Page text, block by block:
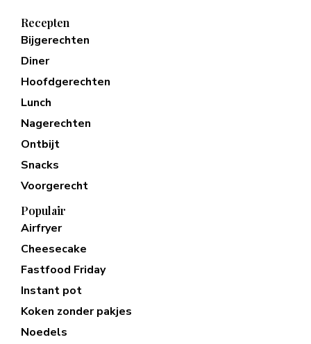
Recepten
Bijgerechten
Diner
Hoofdgerechten
Lunch
Nagerechten
Ontbijt
Snacks
Voorgerecht
Populair
Airfryer
Cheesecake
Fastfood Friday
Instant pot
Koken zonder pakjes
Noedels